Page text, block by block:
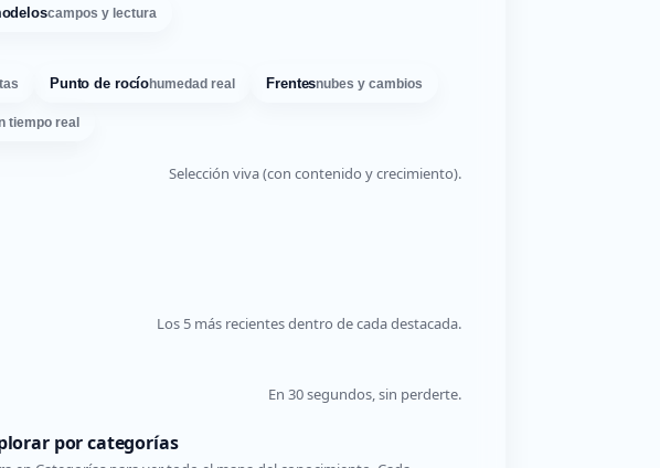
campos y lectura
Punto de rocíohumedad real Frentesnubes y cambios
tiempo real
Selección viva (con contenido y crecimiento).
Los 5 más recientes dentro de cada destacada.
En 30 segundos, sin perderte.
por categorías